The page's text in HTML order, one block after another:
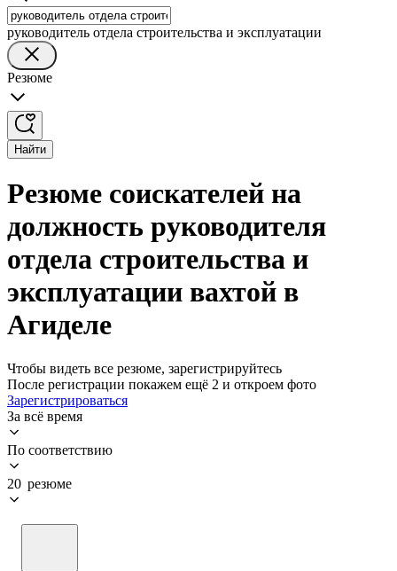
руководитель отдела строительства и эксплуатации
Резюме
Найти
Резюме соискателей на
должность руководителя
отдела строительства и
эксплуатации вахтой в
Агиделе
Чтобы видеть все резюме, зарегистрируйтесь
После регистрации покажем ещё 2 и откроем фото
Зарегистрироваться
За всё время
По соответствию
20 резюме